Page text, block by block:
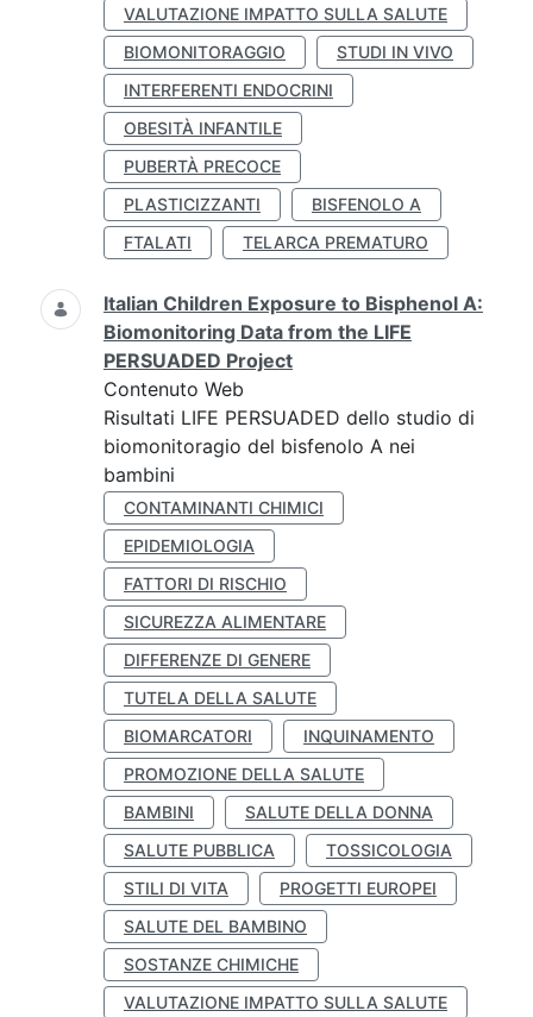
VALUTAZIONE IMPATTO SULLA SALUTE
BIOMONITORAGGIO
STUDI IN VIVO
INTERFERENTI ENDOCRINI
OBESITÀ INFANTILE
PUBERTÀ PRECOCE
PLASTICIZZANTI
BISFENOLO A
FTALATI
TELARCA PREMATURO
Italian Children Exposure to Bisphenol A:
Biomonitoring Data from the LIFE
PERSUADED Project
Contenuto Web
Risultati LIFE PERSUADED dello studio di
biomonitoragio del bisfenolo A nei
bambini
CONTAMINANTI CHIMICI
EPIDEMIOLOGIA
FATTORI DI RISCHIO
SICUREZZA ALIMENTARE
DIFFERENZE DI GENERE
TUTELA DELLA SALUTE
BIOMARCATORI
INQUINAMENTO
PROMOZIONE DELLA SALUTE
BAMBINI
SALUTE DELLA DONNA
SALUTE PUBBLICA
TOSSICOLOGIA
STILI DI VITA
PROGETTI EUROPEI
SALUTE DEL BAMBINO
SOSTANZE CHIMICHE
VALUTAZIONE IMPATTO SULLA SALUTE